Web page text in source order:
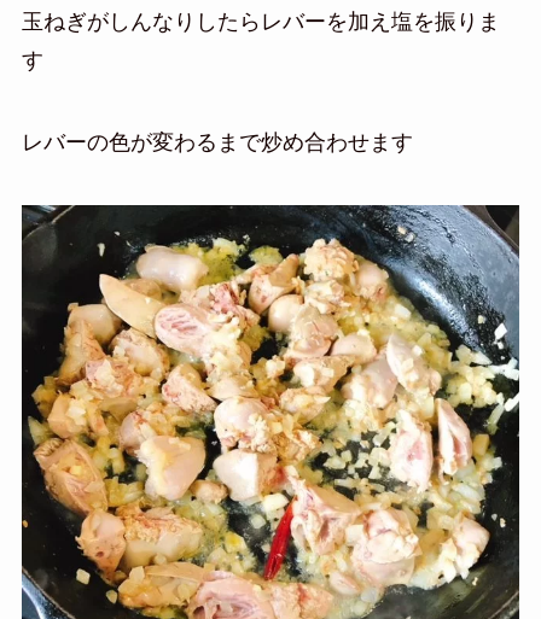
玉ねぎがしんなりしたらレバーを加え塩を振りま
す
レバーの色が変わるまで炒め合わせます